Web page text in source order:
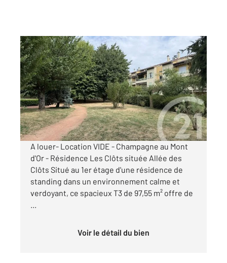
CHAMPAGNE AU MONT D OR 69
97,55 m2, 3 pièces
Ref : 22770
Appartement F3 à louer
1 450 €
par mois charges comprises
A louer- Location VIDE - Champagne au Mont
d'Or - Résidence Les Clôts située Allée des
Clôts Situé au 1er étage d'une résidence de
standing dans un environnement calme et
verdoyant, ce spacieux T3 de 97,55 m² offre de
...
Voir le détail du bien